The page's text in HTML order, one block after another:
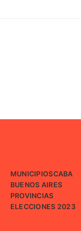
MUNICIPIOSCABA
BUENOS AIRES
PROVINCIAS
ELECCIONES 2023